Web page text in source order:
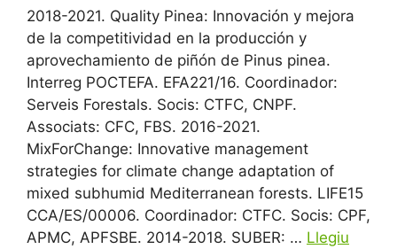
2018-2021. Quality Pinea: Innovación y mejora
de la competitividad en la producción y
aprovechamiento de piñón de Pinus pinea.
Interreg POCTEFA. EFA221/16. Coordinador:
Serveis Forestals. Socis: CTFC, CNPF.
Associats: CFC, FBS. 2016-2021.
MixForChange: Innovative management
strategies for climate change adaptation of
mixed subhumid Mediterranean forests. LIFE15
CCA/ES/00006. Coordinador: CTFC. Socis: CPF,
APMC, APFSBE. 2014-2018. SUBER: … Llegiu